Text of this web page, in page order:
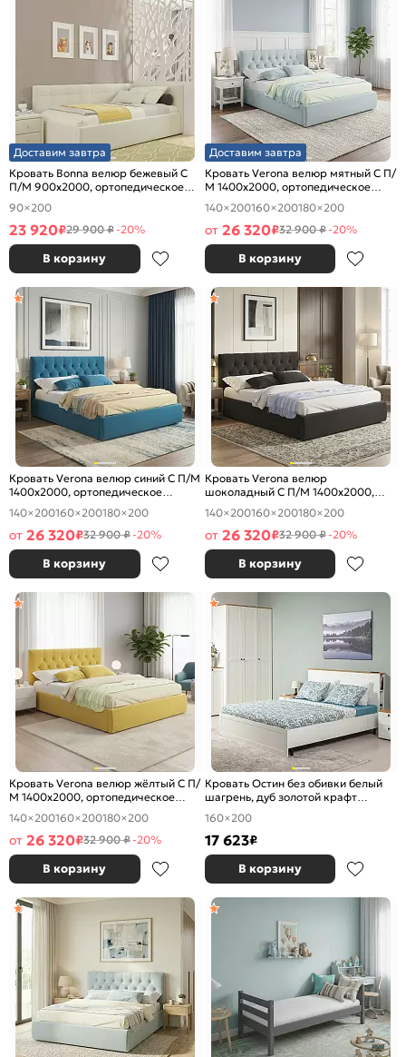
Доставим завтра
Кровать Bonna велюр бежевый С
П/М 900x2000, ортопедическое
основание, изголовье мягкое
90×200
23 920₽29 900 ₽-20%
В корзину
Доставим завтра
Кровать Verona велюр мятный С П/
М 1400x2000, ортопедическое
основание, изголовье мягкое
140×200160×200180×200
от 26 320₽32 900 ₽-20%
В корзину
Кровать Verona велюр синий С П/М
1400x2000, ортопедическое
основание, изголовье мягкое
140×200160×200180×200
от 26 320₽32 900 ₽-20%
В корзину
Кровать Verona велюр
шоколадный С П/М 1400x2000,
ортопедическое основание,
изголовье мягкое
140×200160×200180×200
от 26 320₽32 900 ₽-20%
В корзину
Кровать Verona велюр жёлтый С П/
М 1400x2000, ортопедическое
основание, изголовье мягкое
140×200160×200180×200
от 26 320₽32 900 ₽-20%
В корзину
Кровать Остин без обивки белый
шагрень, дуб золотой крафт
1600x2000, изголовье жесткое
160×200
17 623₽
В корзину